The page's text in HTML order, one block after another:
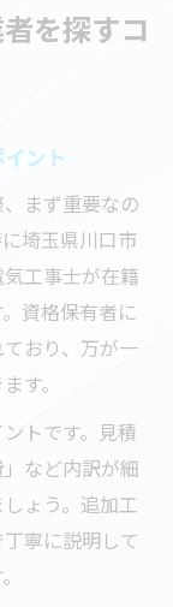
を探すコ
ント
まず重要なの
埼玉県川口市
工事士が在籍
資格保有者に
おり、万が一
す。
トです。見積
など内訳が細
ょう。追加工
寧に説明して